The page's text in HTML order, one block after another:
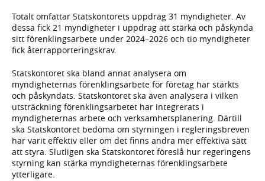
Totalt omfattar Statskontorets uppdrag 31 myndigheter. Av
dessa fick 21 myndigheter i uppdrag att stärka och påskynda
sitt förenklingsarbete under 2024–2026 och tio myndigheter
fick återrapporteringskrav.
Statskontoret ska bland annat analysera om
myndigheternas förenklingsarbete för företag har stärkts
och påskyndats. Statskontoret ska även analysera i vilken
utsträckning förenklingsarbetet har integrerats i
myndigheternas arbete och verksamhetsplanering. Därtill
ska Statskontoret bedöma om styrningen i regleringsbreven
har varit effektiv eller om det finns andra mer effektiva sätt
att styra. Slutligen ska Statskontoret föreslå hur regeringens
styrning kan stärka myndigheternas förenklingsarbete
ytterligare.